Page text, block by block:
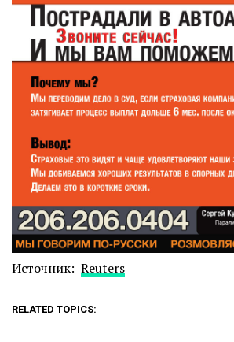
Источник: Reuters
RELATED TOPICS: